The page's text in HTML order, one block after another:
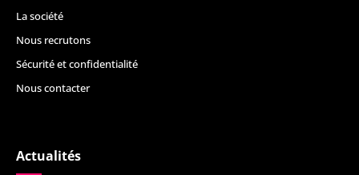
La société
Nous recrutons
Sécurité et confidentialité
Nous contacter
Actualités